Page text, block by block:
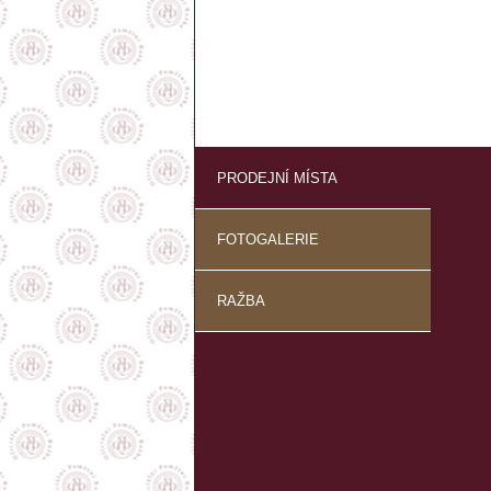
PRODEJNÍ MÍSTA
FOTOGALERIE
RAŽBA